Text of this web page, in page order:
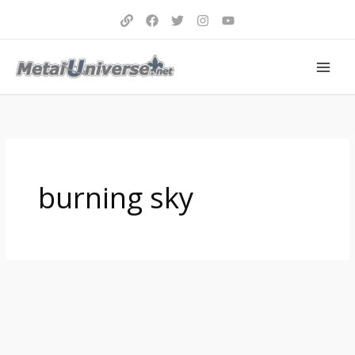
burning sky